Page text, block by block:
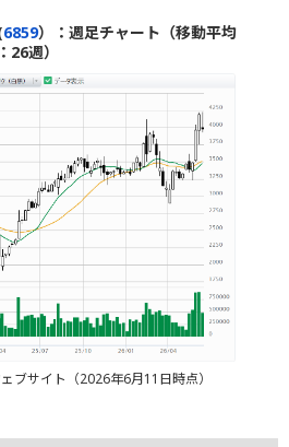
6859）：週足チャート（移動平均
週）
ブサイト（2026年6月11日時点）